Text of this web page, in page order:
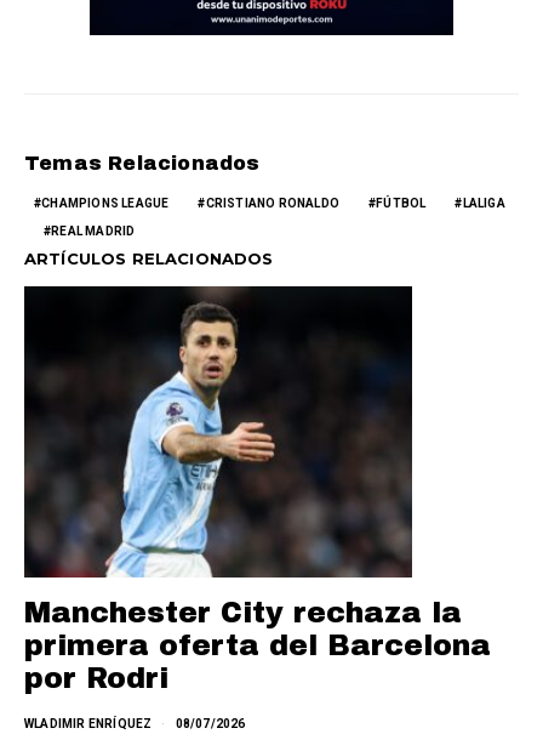
Temas Relacionados
CHAMPIONS LEAGUE CRISTIANO RONALDO FÚTBOL LALIGA
REAL MADRID
ARTÍCULOS RELACIONADOS
Manchester City rechaza la
primera oferta del Barcelona
por Rodri
WLADIMIR ENRÍQUEZ 08/07/2026